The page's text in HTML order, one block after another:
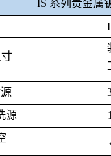
IS 系列贵金属
I
3
源 1